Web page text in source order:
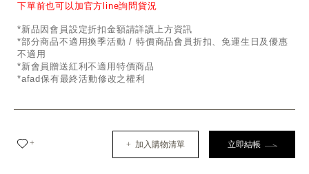
下單前也可以加官方line詢問貨況
*新品因會員設定折扣金額請詳讀上方資訊
*部分商品不適用換季活動 / 特價商品會員折扣、免運生日及優惠
不適用
*新會員贈送紅利不適用特價商品
*afad保有最終活動修改之權利
+ + 加入購物清單 立即結帳